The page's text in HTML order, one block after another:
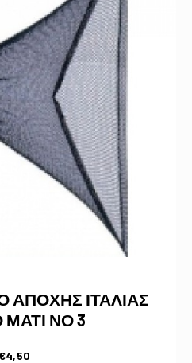
ΑΠΟΧΗΣ ΙΤΑΛΙΑΣ
ΝΟ 3
4,50